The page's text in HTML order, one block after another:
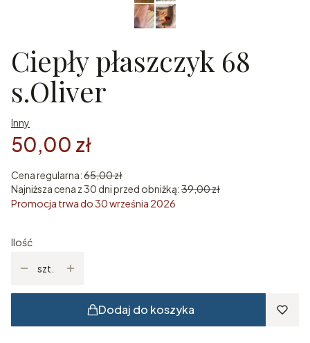
Ciepły płaszczyk 68
s.Oliver
Inny
50,00 zł
Cena regularna:65,00 zł
Najniższa cena z 30 dni przed obniżką:39,00 zł
Promocja trwa do 30 września 2026
Ilość
szt.
Dodaj do koszyka